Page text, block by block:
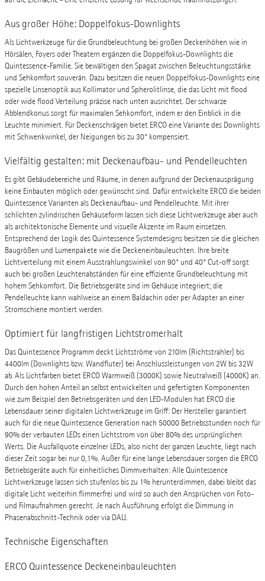
Aus großer Höhe: Doppelfokus-Downlights
Als Lichtwerkzeuge für die Grundbeleuchtung bei großen Deckenhöhen wie in
Hörsälen, Foyers oder Theatern ergänzen die Doppelfokus-Downlights die
Quintessence-Familie. Sie bewältigen den Spagat zwischen Beleuchtungsstärke
und Sehkomfort souverän. Dazu besitzen die neuen Doppelfokus-Downlights eine
spezielle Linsenoptik aus Kollimator und Spherolitlinse, die das Licht mit flood
oder wide flood Verteilung präzise nach unten ausrichtet. Der schwarze
Abblendkonus sorgt für maximalen Sehkomfort, indem er den Einblick in die
Leuchte minimiert. Für Deckenschrägen bietet ERCO eine Variante des Downlights
mit Schwenkwinkel, der Neigungen bis zu 30° kompensiert.
Vielfältig gestalten: mit Deckenaufbau- und Pendelleuchten
Es gibt Gebäudebereiche und Räume, in denen aufgrund der Deckenausprägung
keine Einbauten möglich oder gewünscht sind. Dafür entwickelte ERCO die beiden
Quintessence Varianten als Deckenaufbau- und Pendelleuchte. Mit ihrer
schlichten zylindrischen Gehäuseform lassen sich diese Lichtwerkzeuge aber auch
als architektonische Elemente und visuelle Akzente im Raum einsetzen.
Entsprechend der Logik des Quintessence Systemdesigns besitzen sie die gleichen
Baugrößen und Lumenpakete wie die Deckeneinbauleuchten. Ihre breite
Lichtverteilung mit einem Ausstrahlungswinkel von 90° und 40° Cut-off sorgt
auch bei großen Leuchtenabständen für eine effiziente Grundbeleuchtung mit
hohem Sehkomfort. Die Betriebsgeräte sind im Gehäuse integriert; die
Pendelleuchte kann wahlweise an einem Baldachin oder per Adapter an einer
Stromschiene montiert werden.
Optimiert für langfristigen Lichtstromerhalt
Das Quintessence Programm deckt Lichtströme von 210lm (Richtstrahler) bis
4400lm (Downlights bzw. Wandfluter) bei Anschlussleistungen von 2W bis 32W
ab. Als Lichtfarben bietet ERCO Warmweiß (3000K) sowie Neutralweiß (4000K) an.
Durch den hohen Anteil an selbst entwickelten und gefertigten Komponenten
wie zum Beispiel den Betriebsgeräten und den LED-Modulen hat ERCO die
Lebensdauer seiner digitalen Lichtwerkzeuge im Griff: Der Hersteller garantiert
auch für die neue Quintessence Generation nach 50000 Betriebsstunden noch für
90% der verbauten LEDs einen Lichtstrom von über 80% des ursprünglichen
Werts. Die Ausfallquote einzelner LEDs, also nicht der ganzen Leuchte, liegt nach
dieser Zeit sogar bei nur 0,1%. Außer für eine lange Lebensdauer sorgen die ERCO
Betriebsgeräte auch für einheitliches Dimmverhalten: Alle Quintessence
Lichtwerkzeuge lassen sich stufenlos bis zu 1% herunterdimmen, dabei bleibt das
digitale Licht weiterhin flimmerfrei und wird so auch den Ansprüchen von Foto-
und Filmaufnahmen gerecht. Je nach Ausführung erfolgt die Dimmung in
Phasenabschnitt-Technik oder via DALI.
Technische Eigenschaften
ERCO Quintessence Deckeneinbauleuchten